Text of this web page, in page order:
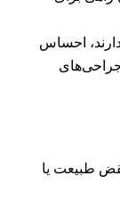
احساس
جراحی‌های
طبیعت یا